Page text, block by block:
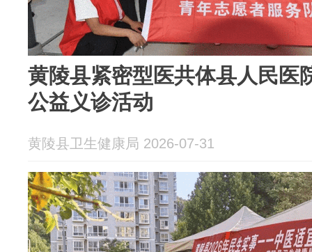
黄陵县紧密型医共体县人民医
公益义诊活动
黄陵县卫生健康局 2026-07-31